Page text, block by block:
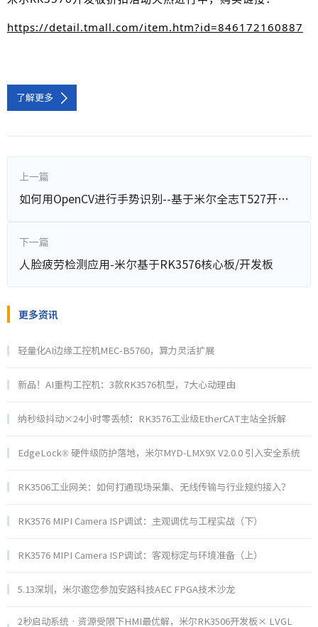
https://detail.tmall.com/item.htm?id=846172160887
了解更多
上一篇
如何用OpenCV进行手势识别--基于米尔全志T527开发板
下一篇
人脸疲劳检测应用-米尔基于RK3576核心板/开发板
更多资讯
轻量化AI边缘工控机MEC-B5760，算力灵活扩展
新品！AI重构工控机：3款RK3576机型，7大心动理由
纳秒级抖动×24小时零丢帧：RK3576工业级EtherCAT主站全拆解
EdgeLock® 硬件级防护落地，米尔MYD‑LMX9X V2.0.0 引入安全系统
RK3506工业网关：如何打通现场采集、无线传输与行业规约接入？
RK3576 MIPI Camera ISP调试：主观调优与工程实战（下）
RK3576 MIPI Camera ISP调试：客观标定与环境准备（上）
5.13深圳，米尔邀您参加安路科技AEC FPGA技术沙龙
2秒启动系统 · 资源受限下HMI最优解，米尔RK3506开发板× LVGL